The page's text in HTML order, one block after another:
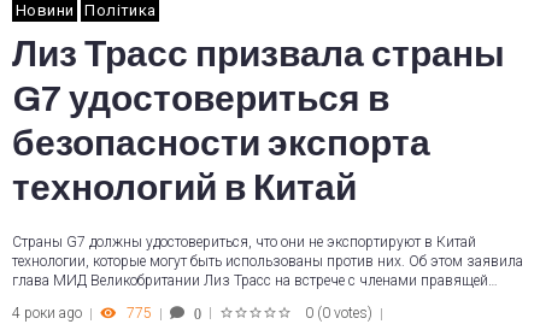
Новини Політика
Лиз Трасс призвала страны
G7 удостовериться в
безопасности экспорта
технологий в Китай
Страны G7 должны удостовериться, что они не экспортируют в Китай
технологии, которые могут быть использованы против них. Об этом заявила
глава МИД Великобритании Лиз Трасс на встрече с членами правящей…
4 роки ago
775 0 0 (0 votes)